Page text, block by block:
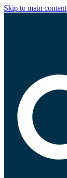
Skip to main content